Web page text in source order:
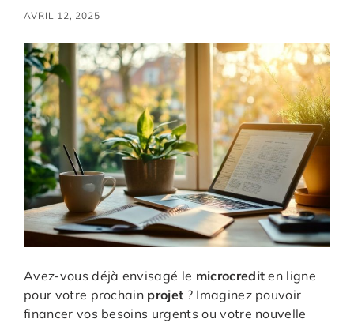
AVRIL 12, 2025
Avez-vous déjà envisagé le microcredit en ligne
pour votre prochain projet ? Imaginez pouvoir
financer vos besoins urgents ou votre nouvelle